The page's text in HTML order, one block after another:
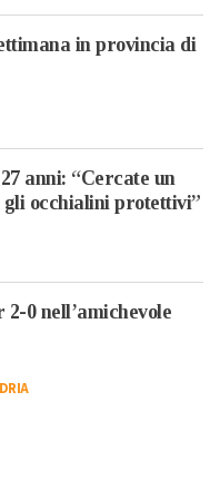
in provincia di
anni: “Cercate un
gli occhialini protettivi”
0 nell’amichevole